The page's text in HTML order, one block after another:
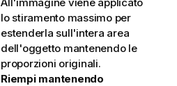
lo stiramento massimo per
estenderla sull'intera area
dell'oggetto mantenendo le
proporzioni originali.
Riempi mantenendo